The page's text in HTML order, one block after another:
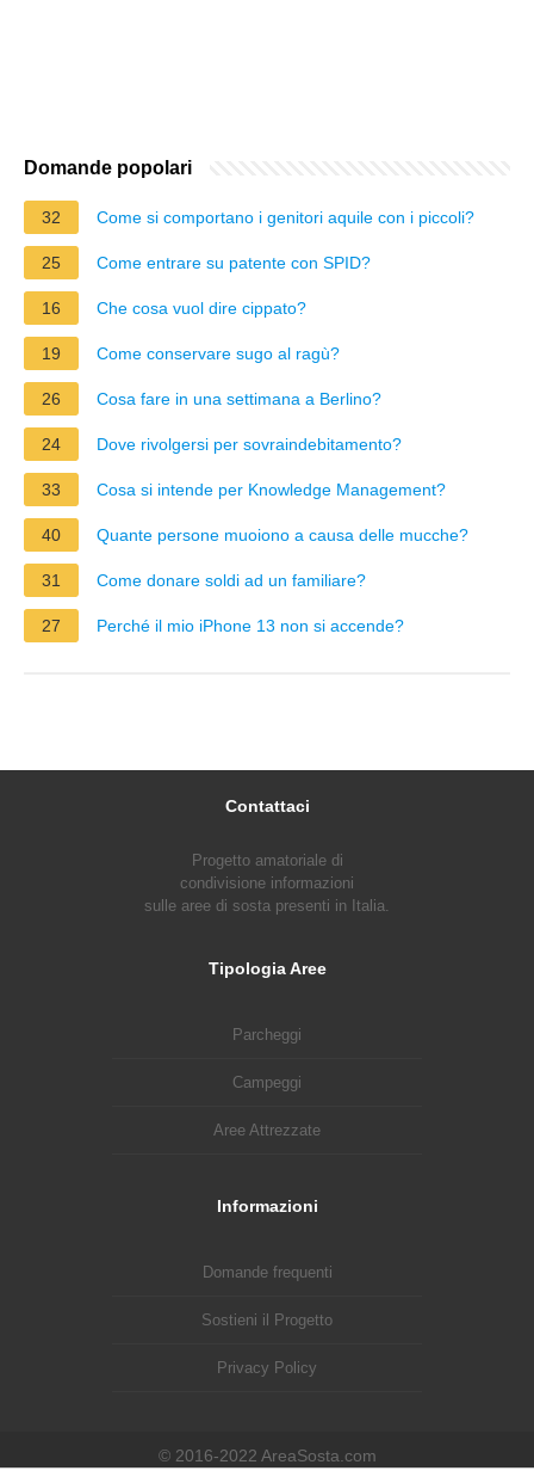
Domande popolari
32 Come si comportano i genitori aquile con i piccoli?
25 Come entrare su patente con SPID?
16 Che cosa vuol dire cippato?
19 Come conservare sugo al ragù?
26 Cosa fare in una settimana a Berlino?
24 Dove rivolgersi per sovraindebitamento?
33 Cosa si intende per Knowledge Management?
40 Quante persone muoiono a causa delle mucche?
31 Come donare soldi ad un familiare?
27 Perché il mio iPhone 13 non si accende?
Contattaci
Progetto amatoriale di
condivisione informazioni
sulle aree di sosta presenti in Italia.
Tipologia Aree
Parcheggi
Campeggi
Aree Attrezzate
Informazioni
Domande frequenti
Sostieni il Progetto
Privacy Policy
© 2016-2022 AreaSosta.com